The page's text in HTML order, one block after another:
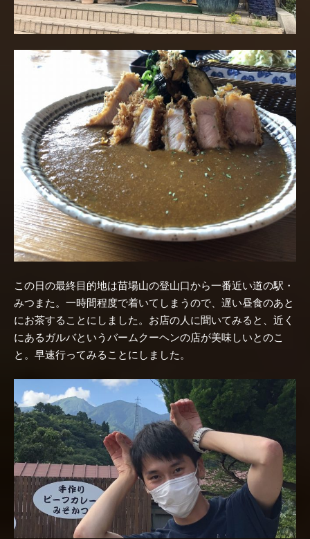
この日の最終目的地は苗場山の登山口から一番近い道の駅・
みつまた。一時間程度で着いてしまうので、遅い昼食のあと
にお茶することにしました。お店の人に聞いてみると、近く
にあるガルバというバームクーヘンの店が美味しいとのこ
と。早速行ってみることにしました。